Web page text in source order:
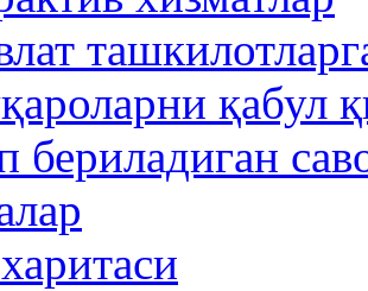
қабул
бериладиган